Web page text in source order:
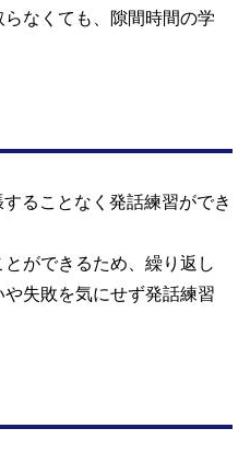
なくても、隙間時間の学
ることなく発話練習ができ
ができるため、繰り返し
失敗を気にせず発話練習